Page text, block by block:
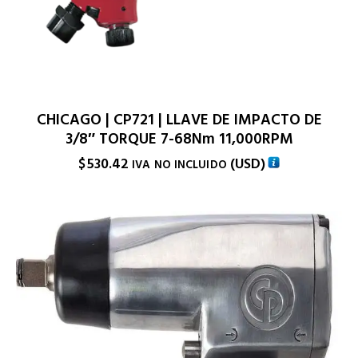
CHICAGO | CP721 | LLAVE DE IMPACTO DE
3/8″ TORQUE 7-68Nm 11,000RPM
$530.42 IVA NO INCLUIDO (USD)